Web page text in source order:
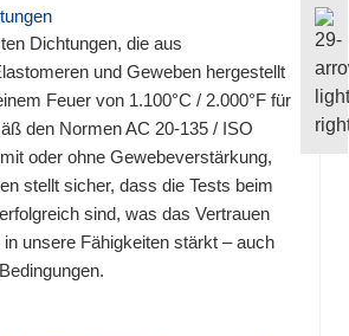
Dichtungen, die aus
und Geweben hergestellt
Feuer von 1.100°C / 2.000°F für
den Normen AC 20-135 / ISO
oder ohne Gewebeverstärkung,
stellt sicher, dass die Tests beim
sind, was das Vertrauen
unsere Fähigkeiten stärkt – auch